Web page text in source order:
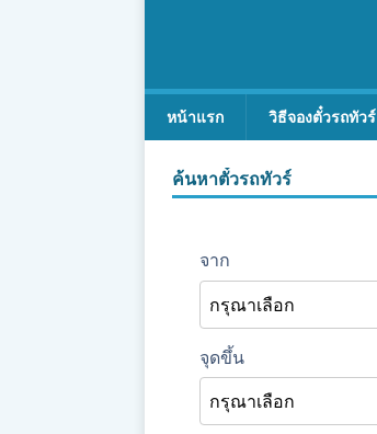
หน้าแรก วิธีจองตั๋วรถทัวร์
ค้นหาตั๋วรถทัวร์